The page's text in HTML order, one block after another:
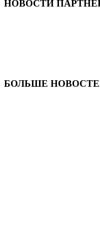
НОВОСТИ
БОЛЬШЕ